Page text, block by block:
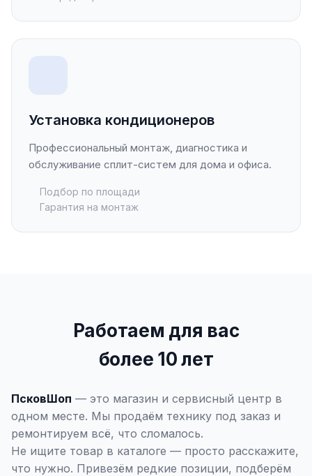
Установка кондиционеров
Профессиональный монтаж, диагностика и
обслуживание сплит-систем для дома и офиса.
Подбор по площади
Гарантия на монтаж
Работаем для вас
более 10 лет
ПсковШоп — это магазин и сервисный центр в
одном месте. Мы продаём технику под заказ и
ремонтируем всё, что сломалось.
Не ищите товар в каталоге — просто расскажите,
что нужно. Привезём редкие позиции, подберём